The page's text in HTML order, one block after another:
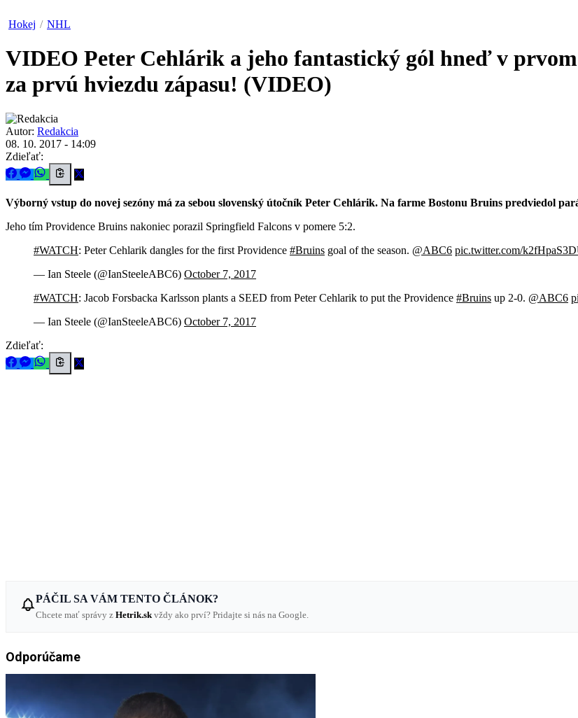
Hokej / NHL
VIDEO Peter Cehlárik a jeho fantastický gól hneď v
za prvú hviezdu zápasu! (VIDEO)
Autor: Redakcia
08. 10. 2017 - 14:09
Zdieľať:
Výborný vstup do novej sezóny má za sebou slovenský útočník Peter Cehlárik. Na farme Bostonu Bruins predviedol
Jeho tím Providence Bruins nakoniec porazil Springfield Falcons v pomere 5:2.
#WATCH: Peter Cehlarik dangles for the first Providence #Bruins goal of the season. @ABC6 pic.twitter.com/
— Ian Steele (@IanSteeleABC6) October 7, 2017
#WATCH: Jacob Forsbacka Karlsson plants a SEED from Peter Cehlarik to put the Providence #Bruins up 2-0. @ABC6
— Ian Steele (@IanSteeleABC6) October 7, 2017
Zdieľať:
PÁČIL SA VÁM TENTO ČLÁNOK?
Chcete mať správy z Hetrik.sk vždy ako prví? Pridajte si nás na Google.
Odporúčame